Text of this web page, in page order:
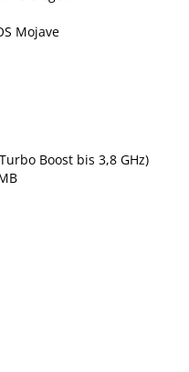
Mojave
Boost bis 3,8 GHz)